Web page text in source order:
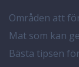
Områden att
Mat som kan
Bästa tipsen